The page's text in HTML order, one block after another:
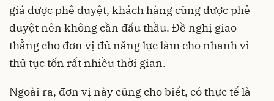
giá được phê duyệt, khách hàng cũng được phê
duyệt nên không cần đấu thầu. Đề nghị giao
thẳng cho đơn vị đủ năng lực làm cho nhanh vì
thủ tục tốn rất nhiều thời gian.
Ngoài ra, đơn vị này cũng cho biết, có thực tế là